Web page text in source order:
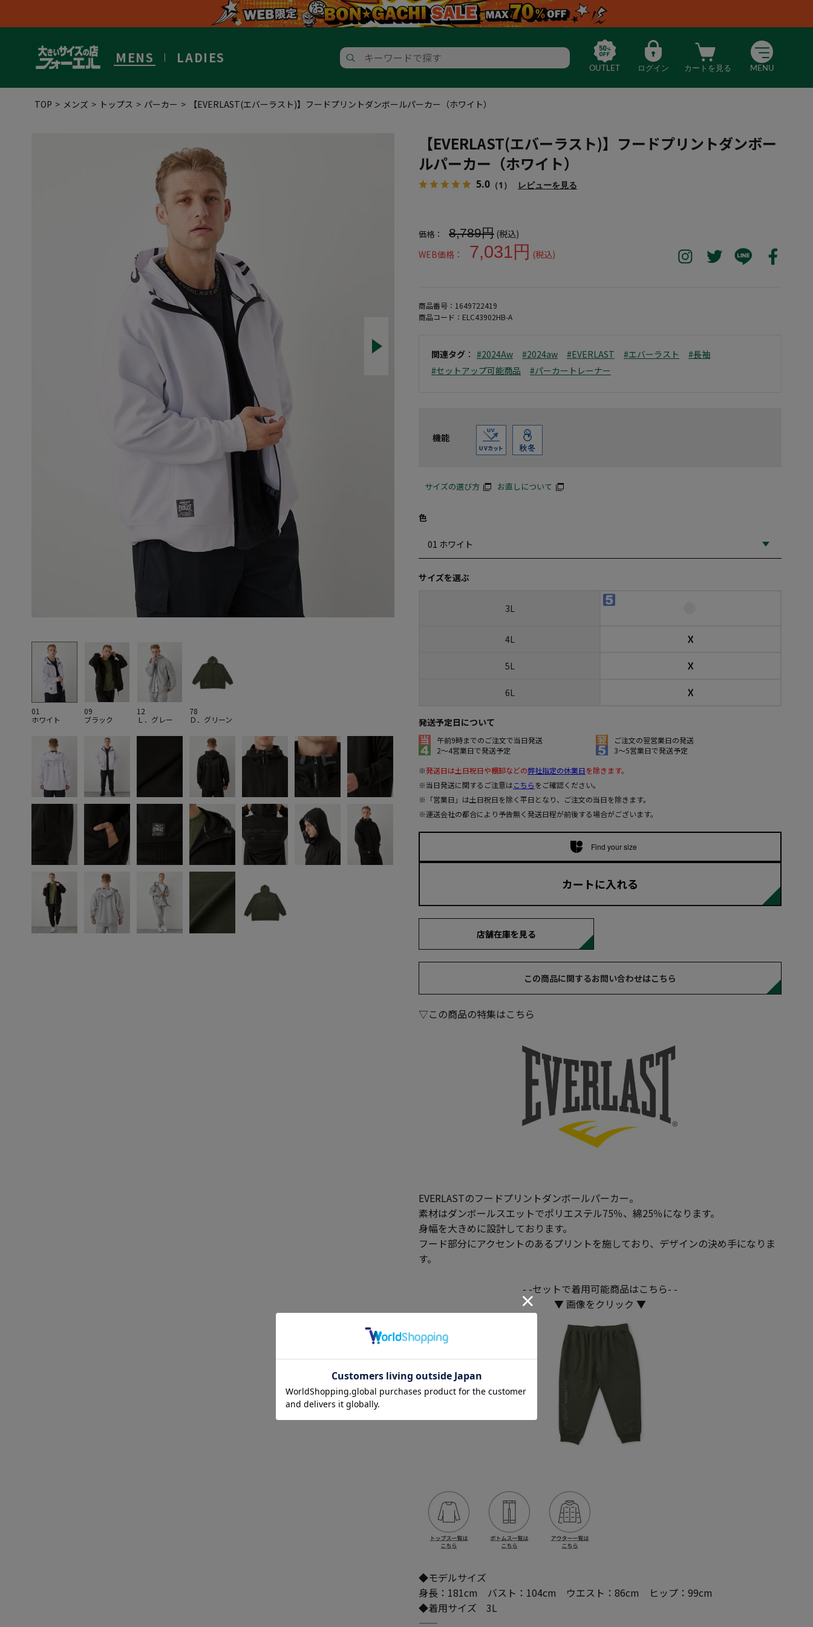
MENS LADIES
OUTLET ログイン カートを見る MENU
TOP メンズ トップス パーカー 【EVERLAST(エバーラスト)】フードプリントダンボールパーカー（ホワイト）
01
ホワイト
09
ブラック
12
Ｌ．グレー
78
Ｄ．グリーン
【EVERLAST(エバーラスト)】フードプリントダンボー
ルパーカー（ホワイト）
5.0 （1） レビューを見る
価格： 8,789円 (税込)
WEB価格：
7,031円 (税込)
商品番号： 1649722419
商品コード： ELC43902HB-A
関連タグ ： #2024Aw #2024aw #EVERLAST #エバーラスト
#長袖
#セットアップ可能商品
#パーカートレーナー
機能
サイズの選び方 お直しについて
色
サイズを選ぶ
3L
4L ☓
5L ☓
6L ☓
発送予定日について
午前9時までのご注文で当日発送
ご注文の翌営業日の発送
2～4営業日で発送予定
3～5営業日で発送予定
※発送日は土日祝日や棚卸などの弊社指定の休業日を除きます。
※当日発送に関するご注意はこちらをご確認ください。
※「営業日」は土日祝日を除く平日となり、ご注文の当日を除きます。
※運送会社の都合により予告無く発送日程が前後する場合がございます。
Find your size
カートに入れる
店舗在庫を見る
この商品に関するお問い合わせはこちら
▽この商品の特集はこちら
EVERLASTのフードプリントダンボールパーカー。
素材はダンボールスエットでポリエステル75％、綿25％になります。
身幅を大きめに設計しております。
フード部分にアクセントのあるプリントを施しており、デザインの決め手になりま
す。
- -セットで着用可能商品はこちら- -
▼ 画像をクリック ▼
◆モデルサイズ
身長：181cm バスト：104cm ウエスト：86cm ヒップ：99cm
◆着用サイズ 3L
―――――――――――――――――――――――